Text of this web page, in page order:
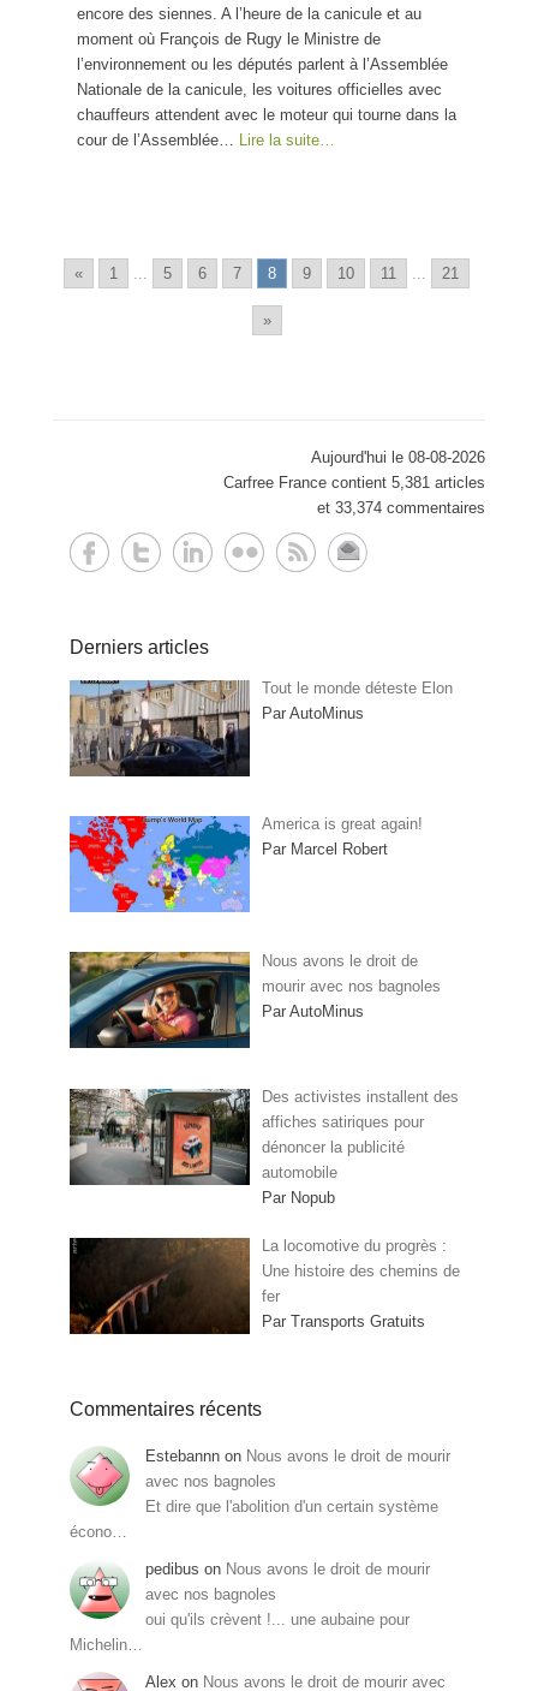
encore des siennes. A l’heure de la canicule et au
moment où François de Rugy le Ministre de
l’environnement ou les députés parlent à l’Assemblée
Nationale de la canicule, les voitures officielles avec
chauffeurs attendent avec le moteur qui tourne dans la
cour de l’Assemblée… Lire la suite…
« 1 ... 5 6 7 8 9 10 11 ... 21
»
Aujourd'hui le 08-08-2026
Carfree France contient 5,381 articles
et 33,374 commentaires
Derniers articles
Tout le monde déteste Elon
Par AutoMinus
America is great again!
Par Marcel Robert
Nous avons le droit de
mourir avec nos bagnoles
Par AutoMinus
Des activistes installent des
affiches satiriques pour
dénoncer la publicité
automobile
Par Nopub
La locomotive du progrès :
Une histoire des chemins de
fer
Par Transports Gratuits
Commentaires récents
Estebannn on Nous avons le droit de mourir
avec nos bagnoles
Et dire que l'abolition d'un certain système
écono…
pedibus on Nous avons le droit de mourir
avec nos bagnoles
oui qu'ils crèvent !... une aubaine pour
Michelin…
Alex on Nous avons le droit de mourir avec